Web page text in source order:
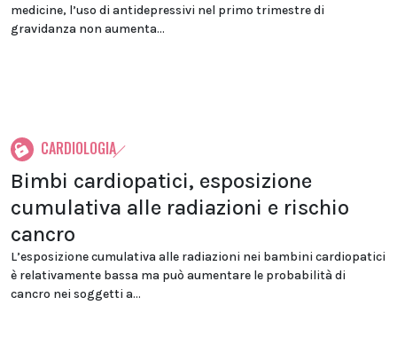
medicine, l’uso di antidepressivi nel primo trimestre di
gravidanza non aumenta...
CARDIOLOGIA
Bimbi cardiopatici, esposizione
cumulativa alle radiazioni e rischio
cancro
L’esposizione cumulativa alle radiazioni nei bambini cardiopatici
è relativamente bassa ma può aumentare le probabilità di
cancro nei soggetti a...